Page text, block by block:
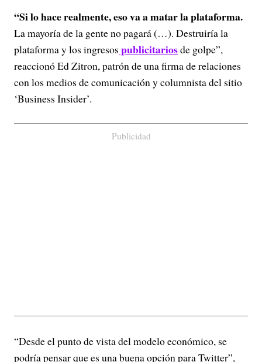
“Si lo hace realmente, eso va a matar la plataforma.
La mayoría de la gente no pagará (…). Destruiría la
plataforma y los ingresos publicitariosde golpe”,
reaccionó Ed Zitron, patrón de una firma de relaciones
con los medios de comunicación y columnista del sitio
‘Business Insider’.
Publicidad
“Desde el punto de vista del modelo económico, se
podría pensar que es una buena opción para Twitter”,